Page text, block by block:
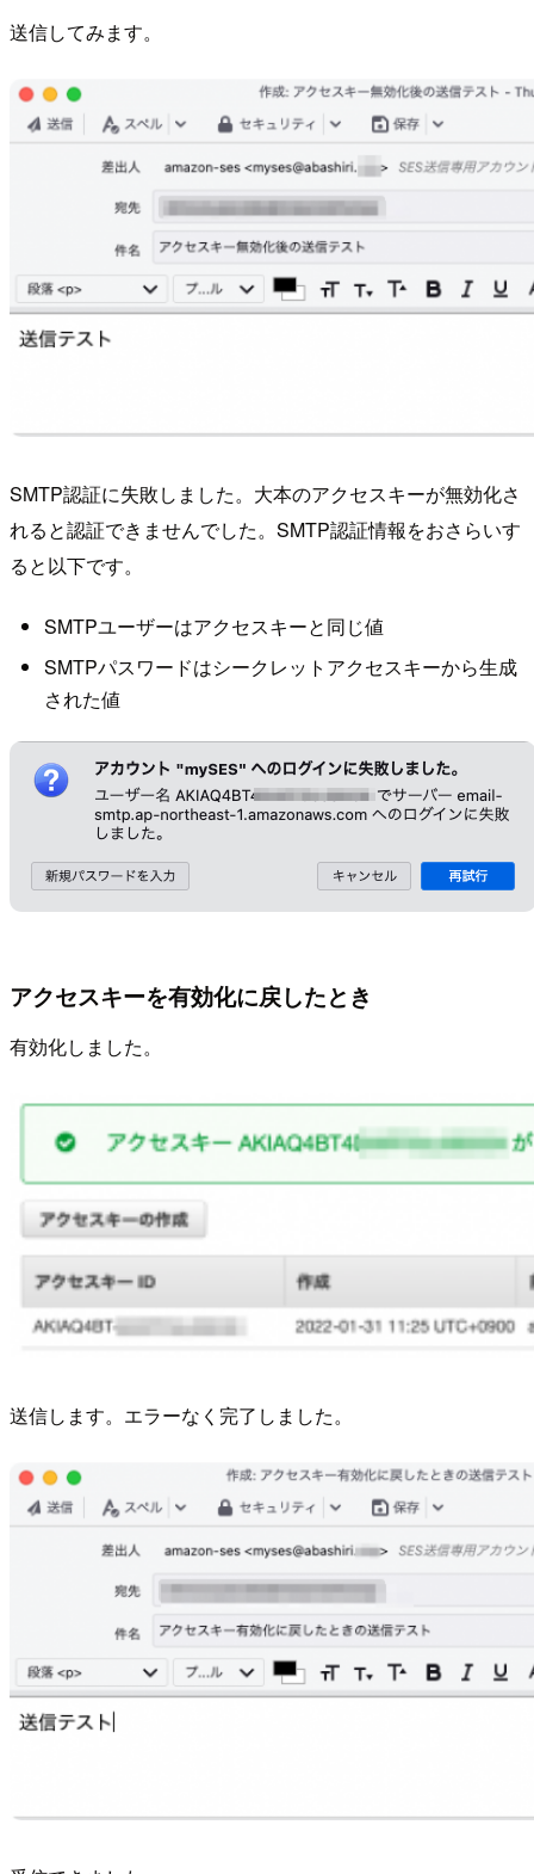
送信してみます。
SMTP認証に失敗しました。大本のアクセスキーが無効化さ
れると認証できませんでした。SMTP認証情報をおさらいす
ると以下です。
SMTPユーザーはアクセスキーと同じ値
SMTPパスワードはシークレットアクセスキーから生成
された値
アクセスキーを有効化に戻したとき
有効化しました。
送信します。エラーなく完了しました。